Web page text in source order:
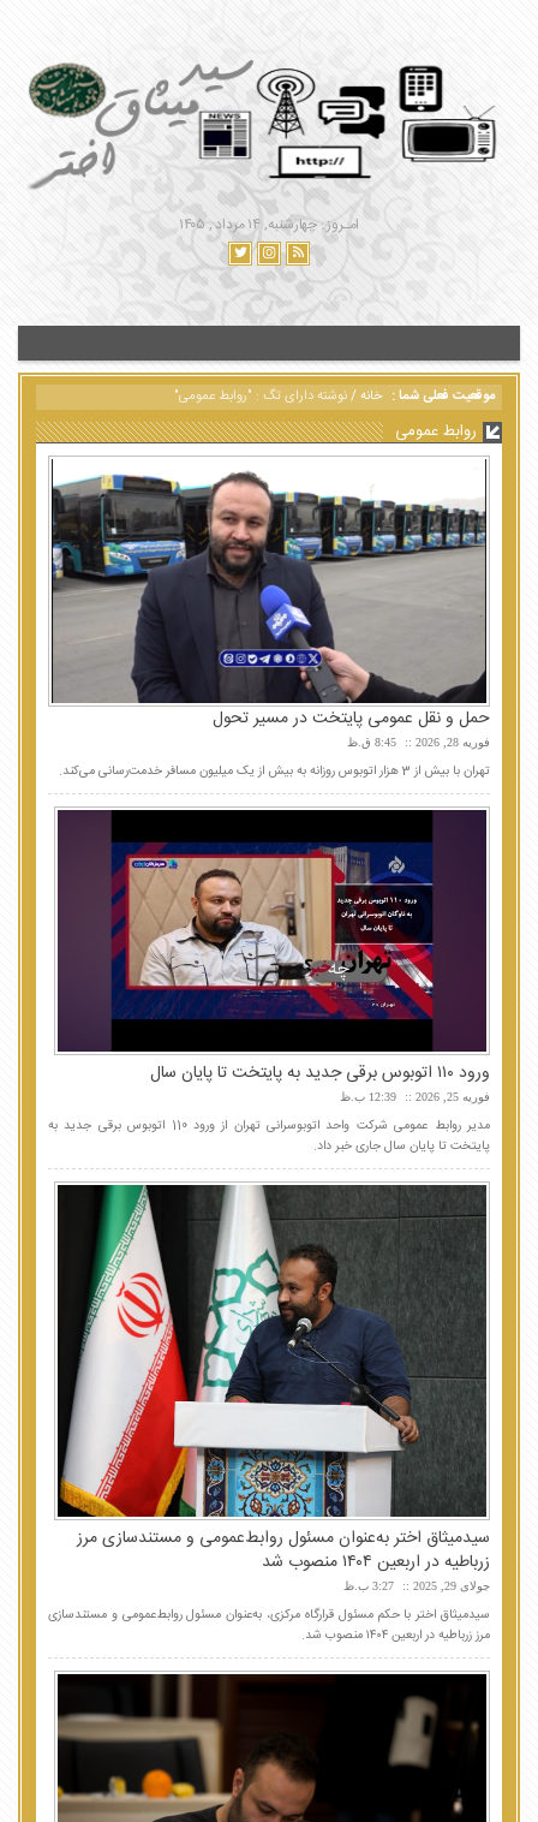
امـروز : چهارشنبه, ۱۴ مرداد , ۱۴۰۵
موقعیت فعلی شما : خانه/نوشته دارای تگ : "روابط عمومی"
روابط عمومی
حمل و نقل عمومی پایتخت در مسیر تحول
فوریه 28, 2026 8:45 ق.ظ
تهران با بیش از 3 هزار اتوبوس روزانه به بیش از یک میلیون مسافر خدمت‌رسانی می‌کند.
ورود ۱۱۰ اتوبوس برقی جدید به پایتخت تا پایان سال
فوریه 25, 2026 12:39 ب.ظ
مدیر روابط عمومی شرکت واحد اتوبوسرانی تهران از ورود 110 اتوبوس برقی جدید به
پایتخت تا پایان سال جاری خبر داد.
سیدمیثاق اختر به‌عنوان مسئول روابط‌عمومی و مستندسازی مرز
زرباطیه در اربعین ۱۴۰۴ منصوب شد
جولای 29, 2025 3:27 ب.ظ
سیدمیثاق اختر با حکم مسئول قرارگاه مرکزی، به‌عنوان مسئول روابط‌عمومی و مستندسازی
مرز زرباطیه در اربعین ۱۴۰۴ منصوب شد.